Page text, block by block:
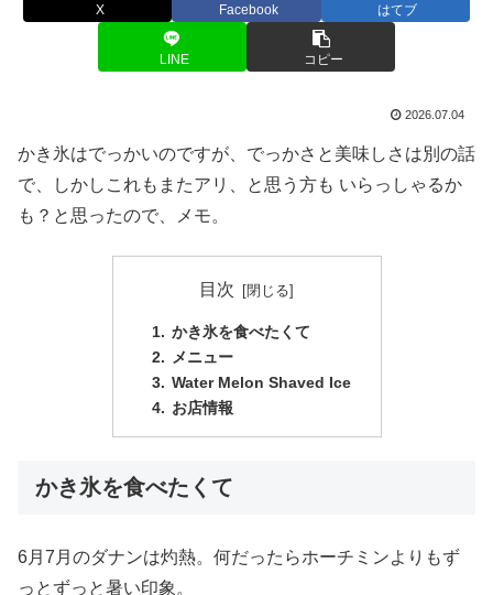
X Facebook はてブ
LINE コピー
2026.07.04
かき氷はでっかいのですが、でっかさと美味しさは別の話
で、しかしこれもまたアリ、と思う方も いらっしゃるか
も？と思ったので、メモ。
目次
かき氷を食べたくて
メニュー
Water Melon Shaved Ice
お店情報
かき氷を食べたくて
6月7月のダナンは灼熱。何だったらホーチミンよりもず
っとずっと暑い印象。